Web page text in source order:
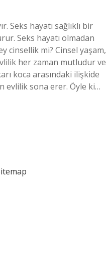
Seks hayatı sağlıklı bir
Seks hayatı olmadan
cinsellik mi? Cinsel yaşam,
her zaman mutludur ve
koca arasındaki ilişkide
evlilik sona erer. Öyle ki…